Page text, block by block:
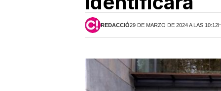
REDACCIÓ29 DE MARZO DE 2024 A LAS